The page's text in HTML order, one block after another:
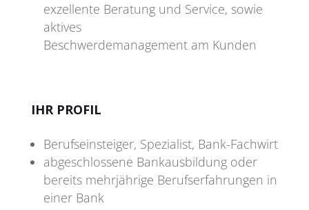
exzellente Beratung und Service, sowie
aktives
Beschwerdemanagement am Kunden
IHR PROFIL
Berufseinsteiger, Spezialist, Bank-Fachwirt
abgeschlossene Bankausbildung oder
bereits mehrjährige Berufserfahrungen in
einer Bank